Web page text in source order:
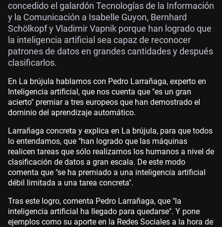
concedido el galardón Tecnologías de la Información
y la Comunicación a Isabelle Guyon, Bernhard
Schölkopf y Vladimir Vapnik porque han logrado que
la inteligencia artificial sea capaz de reconocer
patrones de datos en grandes cantidades y después
clasificarlos.
En La brújula hablamos con Pedro Larrañaga, experto en
Inteligencia artificial, que nos cuenta que "es un gran
acierto" premiar a tres europeos que han demostrado el
dominio del aprendizaje automático.
Larrañaga concreta y explica en La brújula, para que todos
lo entendamos, que "han logrado que las máquinas
realicen tareas que sólo realizamos los humanos a nivel de
clasificación de datos a gran escala. De este modo
comenta que "se ha premiado a una inteligencia artificial
débil limitada a una tarea concreta".
Tras este logro, comenta Pedro Larrañaga, que "la
inteligencia artificial ha llegado para quedarse". Y pone
ejemplos como su aporte en la Redes Sociales a la hora de